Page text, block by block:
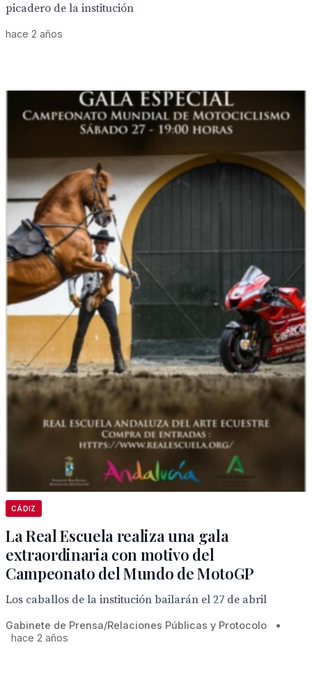
picadero de la institución
hace 2 años
CÁDIZ
La Real Escuela realiza una gala
extraordinaria con motivo del
Campeonato del Mundo de MotoGP
Los caballos de la institución bailarán el 27 de abril
Gabinete de Prensa/Relaciones Públicas y Protocolo
•
hace 2 años